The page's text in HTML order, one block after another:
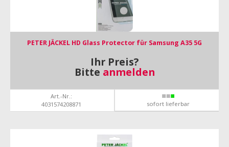
PETER JÄCKEL HD Glass Protector für Samsung A35 5G
Ihr Preis?
Bitte anmelden
Art.-Nr.:
4031574208871
sofort lieferbar